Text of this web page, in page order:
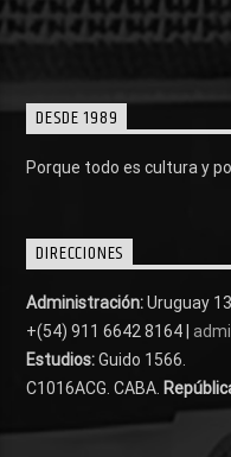
DESDE 1989
Porque todo es cultura y
DIRECCIONES
Administración:Uruguay
+(54) 911 6642 8164 |
Estudios:Guido 1566.
C1016ACG . CABA.